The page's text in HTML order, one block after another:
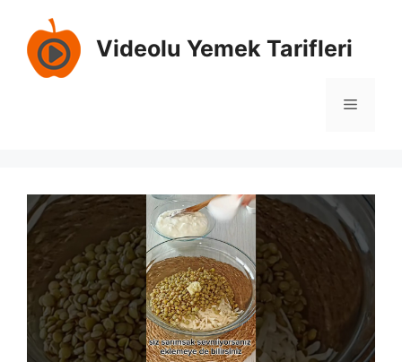
Videolu Yemek Tarifleri
Menü